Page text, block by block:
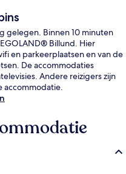
gelegen. Binnen 10 minuten
Billund. Hier
en parkeerplaatsen en van de
De accommodaties
Andere reizigers zijn
accommodatie.